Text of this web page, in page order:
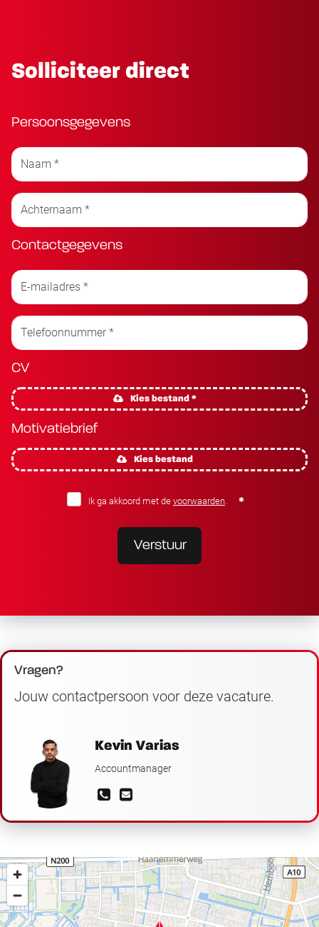
Solliciteer direct
Persoonsgegevens
Contactgegevens
CV
Kies bestand *
Motivatiebrief
Kies bestand
Ik ga akkoord met de voorwaarden
Verstuur
Vragen?
Jouw contactpersoon voor deze vacature.
Kevin Varias
Accountmanager